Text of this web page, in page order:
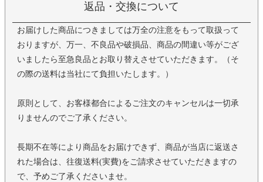
返品・交換について
お届けした商品につきましては万全の注意をもって取扱って
おりますが、万一、不良品や破損品、商品の間違い等がござ
いましたら至急良品とお取り替えさせていただきます。（そ
の際の送料は当社にて負担いたします。）
原則として、お客様都合によるご注文のキャンセルは一切承
りませんのでご了承ください。
長期不在等により商品をお届けできず、商品が当店に返送さ
れた場合は、往復送料(実費)をご請求させていただきますの
で、予めご了承くださいませ。